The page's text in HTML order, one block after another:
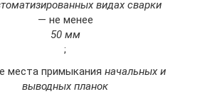
видах сварки
— не менее
50 мм
;
места примыкания начальных и
выводных планок